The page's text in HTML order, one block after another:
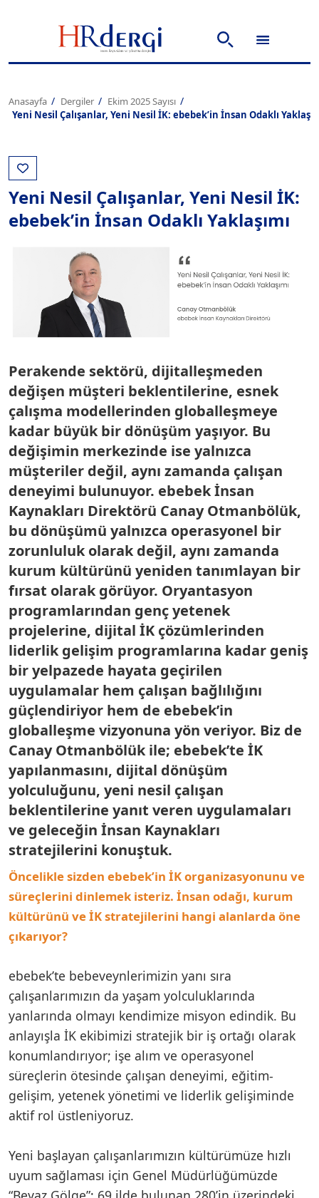
Anasayfa Dergiler
Ekim 2025 Sayısı
Yeni Nesil Çalışanlar, Yeni Nesil İK: ebebek’in İnsan Odaklı
Yeni Nesil Çalışanlar, Yeni Nesil İK:
ebebek’in İnsan Odaklı Yaklaşımı
Perakende sektörü, dijitalleşmeden
değişen müşteri beklentilerine, esnek
çalışma modellerinden globalleşmeye
kadar büyük bir dönüşüm yaşıyor. Bu
değişimin merkezinde ise yalnızca
müşteriler değil, aynı zamanda çalışan
deneyimi bulunuyor. ebebek İnsan
Kaynakları Direktörü Canay Otmanbölük,
bu dönüşümü yalnızca operasyonel bir
zorunluluk olarak değil, aynı zamanda
kurum kültürünü yeniden tanımlayan bir
fırsat olarak görüyor. Oryantasyon
programlarından genç yetenek
projelerine, dijital İK çözümlerinden
liderlik gelişim programlarına kadar geniş
bir yelpazede hayata geçirilen
uygulamalar hem çalışan bağlılığını
güçlendiriyor hem de ebebek’in
globalleşme vizyonuna yön veriyor. Biz de
Canay Otmanbölük ile; ebebek’te İK
yapılanmasını, dijital dönüşüm
yolculuğunu, yeni nesil çalışan
beklentilerine yanıt veren uygulamaları
ve geleceğin İnsan Kaynakları
stratejilerini konuştuk.
Öncelikle sizden ebebek’in İK organizasyonunu ve
süreçlerini dinlemek isteriz. İnsan odağı, kurum
kültürünü ve İK stratejilerini hangi alanlarda öne
çıkarıyor?
ebebek’te bebeveynlerimizin yanı sıra
çalışanlarımızın da yaşam yolculuklarında
yanlarında olmayı kendimize misyon edindik. Bu
anlayışla İK ekibimizi stratejik bir iş ortağı olarak
konumlandırıyor; işe alım ve operasyonel
süreçlerin ötesinde çalışan deneyimi, eğitim-
gelişim, yetenek yönetimi ve liderlik gelişiminde
aktif rol üstleniyoruz.
Yeni başlayan çalışanlarımızın kültürümüze hızlı
uyum sağlaması için Genel Müdürlüğümüzde